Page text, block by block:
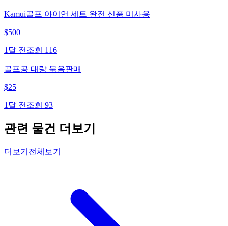
Kamui골프 아이언 세트 완전 신품 미사용
$500
1달 전 조회 116
골프공 대량 묶음판매
$25
1달 전 조회 93
관련 물건 더보기
더보기 전체보기